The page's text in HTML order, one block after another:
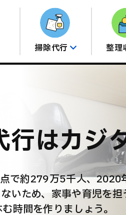
掃除代行 整理
行はカジ
で約279万5千人、
いため、家事や育児を
時間を作りましょう。